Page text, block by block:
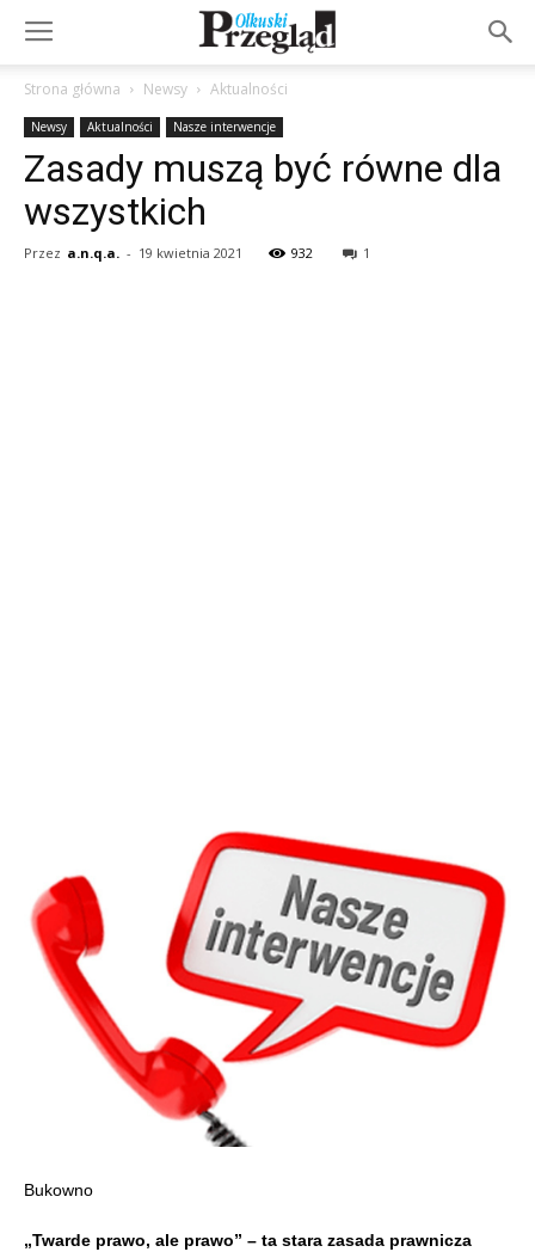
Strona główna Newsy Aktualności
Newsy Aktualności Nasze interwencje
Zasady muszą być równe dla
wszystkich
Przez a.n.q.a. - 19 kwietnia 2021 932 1
Bukowno
„Twarde prawo, ale prawo” – ta stara zasada prawnicza